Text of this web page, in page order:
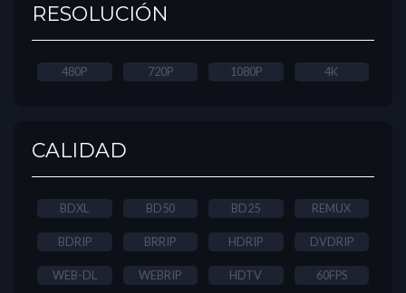
RESOLUCIÓN
480P 720P 1080P 4K
CALIDAD
BDXL BD50 BD25 REMUX
BDRIP BRRIP HDRIP DVDRIP
WEB-DL WEBRIP HDTV 60FPS